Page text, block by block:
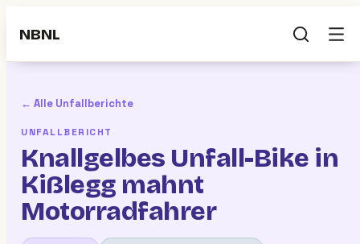
NBNL
← Alle Unfallberichte
UNFALLBERICHT
Knallgelbes Unfall-Bike in
Kißlegg mahnt
Motorradfahrer